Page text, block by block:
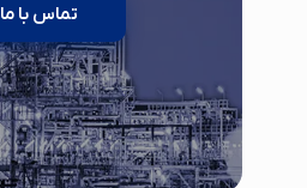
تماس با ما